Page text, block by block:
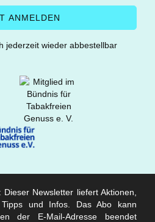
jederzeit wieder abbestellbar
Newsletter liefert Aktionen,
und Infos. Das Abo kann
der E-Mail-Adresse beendet